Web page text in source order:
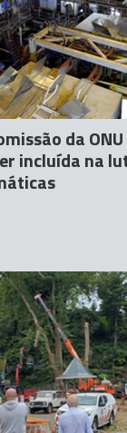
da
incluída na